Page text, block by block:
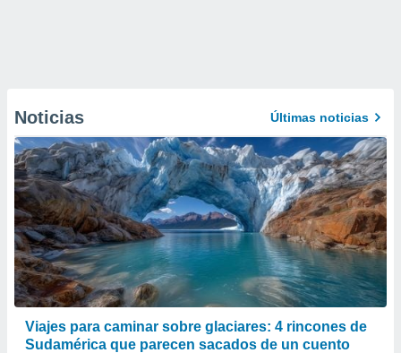
Noticias Últimas noticias
Viajes para caminar sobre glaciares: 4 rincones de
Sudamérica que parecen sacados de un cuento